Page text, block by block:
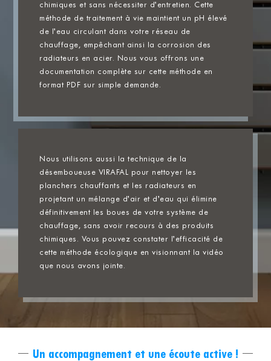
chimiques et sans nécessiter d’entretien. Cette
méthode de traitement à vie maintient un pH élevé
de l’eau circulant dans votre réseau de
chauffage, empêchant ainsi la corrosion des
radiateurs en acier. Nous vous offrons une
documentation complète sur cette méthode en
format PDF sur simple demande.
Nous utilisons aussi la technique de la
désemboueuse VIRAFAL pour nettoyer les
planchers chauffants et les radiateurs en
projetant un mélange d’air et d’eau qui élimine
définitivement les boues de votre système de
chauffage, sans avoir recours à des produits
chimiques. Vous pouvez constater l’efficacité de
cette méthode écologique en visionnant la vidéo
que nous avons jointe.
Un accompagnement et une écoute active !